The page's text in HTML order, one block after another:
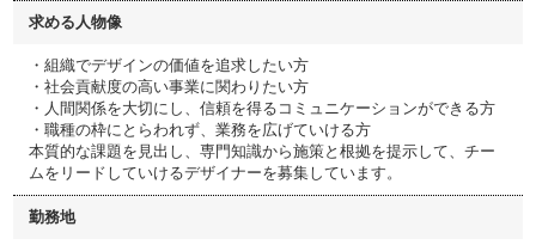
求める人物像
・組織でデザインの価値を追求したい方
・社会貢献度の高い事業に関わりたい方
・人間関係を大切にし、信頼を得るコミュニケーションができる方
・職種の枠にとらわれず、業務を広げていける方
本質的な課題を見出し、専門知識から施策と根拠を提示して、チー
ムをリードしていけるデザイナーを募集しています。
勤務地